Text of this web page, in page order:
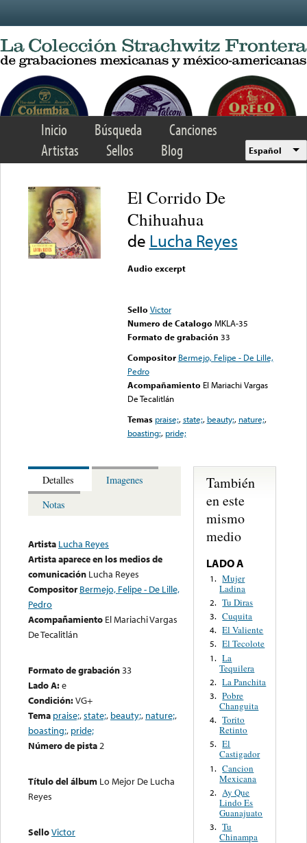
Inicio Búsqueda
Canciones
Artistas
Sellos Blog Español
El Corrido De
Chihuahua
de Lucha Reyes
Audio excerpt
Sello Victor
Numero de Catalogo MKLA-35
Formato de grabación 33
Compositor Bermejo, Felipe - De Lille,
Pedro
Acompañamiento El Mariachi Vargas
De Tecalitlán
Temas praise;,state;, beauty;, nature;,
boasting;, pride;
Detalles
Imagenes
Notas
Artista Lucha Reyes
Artista aparece en los medios de
comunicación Lucha Reyes
Compositor Bermejo, Felipe - De Lille,
Pedro
Acompañamiento El Mariachi Vargas
De Tecalitlán
Formato de grabación33
Lado A:e
Condición:VG+
Tema praise;,state;, beauty;, nature;,
boasting;, pride;
Número de pista2
Título del álbum Lo Mejor De Lucha
Reyes
SelloVictor
También
en este
mismo
medio
LADO A
1. Mujer
Ladina
2. Tu Diras
3. Cuquita
4. El Valiente
5. El Tecolote
1. La
Tequilera
2. La Panchita
3. Pobre
Changuita
4. Torito
Retinto
5. El
Castigador
1. Cancion
Mexicana
2. Ay Que
Lindo Es
Guanajuato
3. Tu
Chinampa